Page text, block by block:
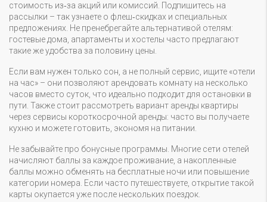
стоимость из‑за акций или комиссий. Подпишитесь на
рассылки – так узнаете о флеш‑скидках и специальных
предложениях. Не пренебрегайте альтернативой отелям:
гостевые дома, апартаменты и хостелы часто предлагают
такие же удобства за половину цены.
Если вам нужен только сон, а не полный сервис, ищите «отели
на час» – они позволяют арендовать комнату на несколько
часов вместо суток, что идеально подходит для остановки в
пути. Также стоит рассмотреть вариант аренды квартиры
через сервисы короткосрочной аренды: часто вы получаете
кухню и можете готовить, экономя на питании.
Не забывайте про бонусные программы. Многие сети отелей
начисляют баллы за каждое проживание, а накопленные
баллы можно обменять на бесплатные ночи или повышение
категории номера. Если часто путешествуете, открытие такой
карты окупается уже после нескольких поездок.